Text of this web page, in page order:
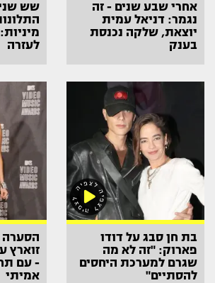
אחרי שבע שנים - זה
נגמר: דניאל עמית
יוצאת, שלקה נכנסת
בענק
שש
לעזרה
בת חן סבג על דודו
פארוק: "זה לא מה
שגרם למערכת היחסים
להסתיים"
הסערה
זוארץ
- עם
אמיתי